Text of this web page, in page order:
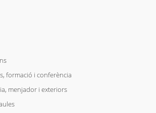
formació i conferència
menjador i exteriors